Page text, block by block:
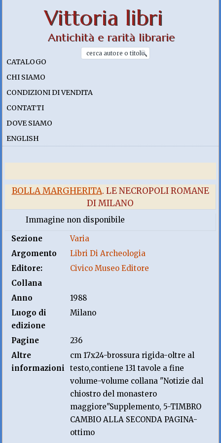
Vittoria libri
Antichità e rarità librarie
CATALOGO
CHI SIAMO
CONDIZIONI DI VENDITA
CONTATTI
DOVE SIAMO
ENGLISH
BOLLA MARGHERITA. LE NECROPOLI ROMANE
DI MILANO
Immagine non disponibile
Sezione
Varia
Argomento
Libri Di Archeologia
Editore:
Civico Museo Editore
Collana
Anno
1988
Luogo di
edizione
Milano
Pagine
236
Altre
informazioni
cm 17x24-brossura rigida-oltre al
testo,contiene 131 tavole a fine
volume-volume collana "Notizie dal
chiostro del monastero
maggiore"Supplemento, 5-TIMBRO
CAMBIO ALLA SECONDA PAGINA-
ottimo